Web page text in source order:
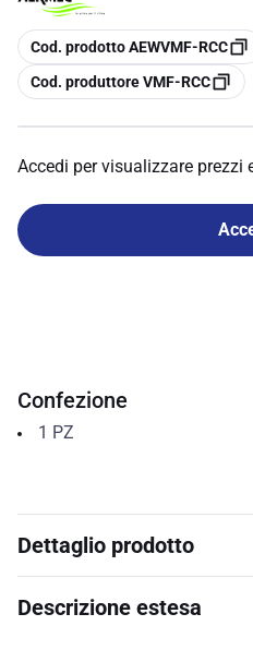
copia
Cod. prodotto AEWVMF-RCC
copia
Cod. produttore VMF-RCC
Accedi per visualizzare prezzi
Confezione
1 PZ
Dettaglio prodotto
Descrizione estesa